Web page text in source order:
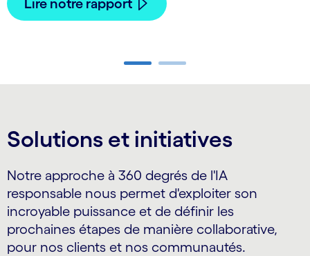
Lire notre rapport
Solutions et initiatives
Notre approche à 360 degrés de l'IA
responsable nous permet d'exploiter son
incroyable puissance et de définir les
prochaines étapes de manière collaborative,
pour nos clients et nos communautés.